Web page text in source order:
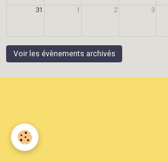
31 1 2 3
Voir les évènements archivés